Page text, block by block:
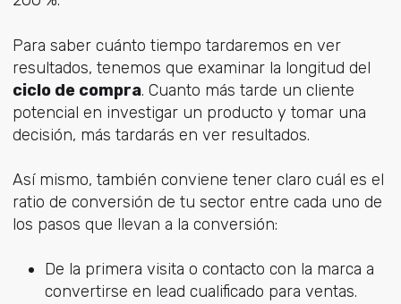
Para saber cuánto tiempo tardaremos en ver
resultados, tenemos que examinar la longitud del
ciclo de compra. Cuanto más tarde un cliente
potencial en investigar un producto y tomar una
decisión, más tardarás en ver resultados.
Así mismo, también conviene tener claro cuál es el
ratio de conversión de tu sector entre cada uno de
los pasos que llevan a la conversión:
De la primera visita o contacto con la marca a
convertirse en lead cualificado para ventas.